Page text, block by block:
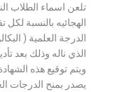
تلعن اسماء الطلاب
الهجائيه بالنسبة
الدرجة العلمية (
الذي ناله وذلك بعد
ويتم توقيع هذه
يصدر بمنح الدرجات